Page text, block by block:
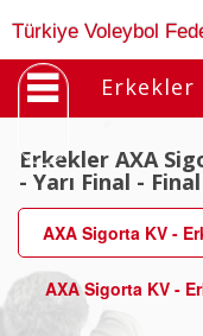
Türkiye Voleybol
Erkekler
Erkekler AXA
- Yarı Final - Final
AXA Sigorta KV -
AXA Sigorta KV -